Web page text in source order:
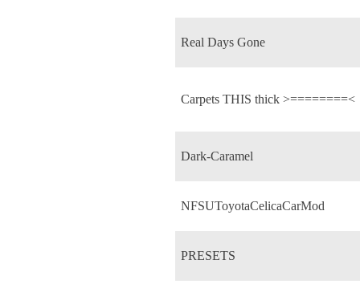
Real Days Gone
Carpets THIS thick >========<
Dark-Caramel
NFSUToyotaCelicaCarMod
PRESETS